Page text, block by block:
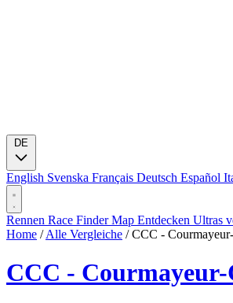
English Svenska Français Deutsch Español
Rennen Race FinderMap Entdecken Ultras
Home / Alle Vergleiche / CCC -
CCC -